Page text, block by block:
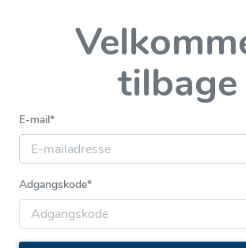
tilbage
E-mail*
Adgangskode*